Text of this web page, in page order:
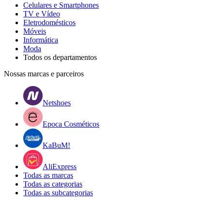
Celulares e Smartphones
TV e Vídeo
Eletrodomésticos
Móveis
Informática
Moda
Todos os departamentos
Nossas marcas e parceiros
Netshoes
Epoca Cosméticos
KaBuM!
AliExpress
Todas as marcas
Todas as categorias
Todas as subcategorias